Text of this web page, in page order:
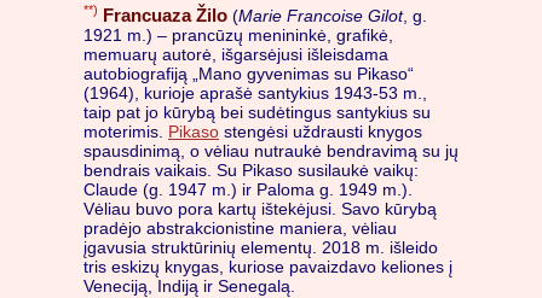
**) Francuaza Žilo (Marie Francoise Gilot, g.
1921 m.) – prancūzų menininkė, grafikė,
memuarų autorė, išgarsėjusi išleisdama
autobiografiją „Mano gyvenimas su Pikaso“
(1964), kurioje aprašė santykius 1943-53 m.,
taip pat jo kūrybą bei sudėtingus santykius su
moterimis. Pikaso stengėsi uždrausti knygos
spausdinimą, o vėliau nutraukė bendravimą su jų
bendrais vaikais. Su Pikaso susilaukė vaikų:
Claude (g. 1947 m.) ir Paloma g. 1949 m.).
Vėliau buvo pora kartų ištekėjusi. Savo kūrybą
pradėjo abstrakcionistine maniera, vėliau
įgavusia struktūrinių elementų. 2018 m. išleido
tris eskizų knygas, kuriose pavaizdavo keliones į
Veneciją, Indiją ir Senegalą.